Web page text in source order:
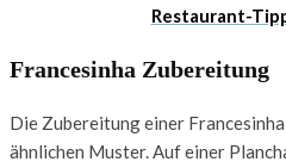
Restaurant-
Francesinha Zubereitung
Die Zubereitung einer
ähnlichen Muster. Auf einer